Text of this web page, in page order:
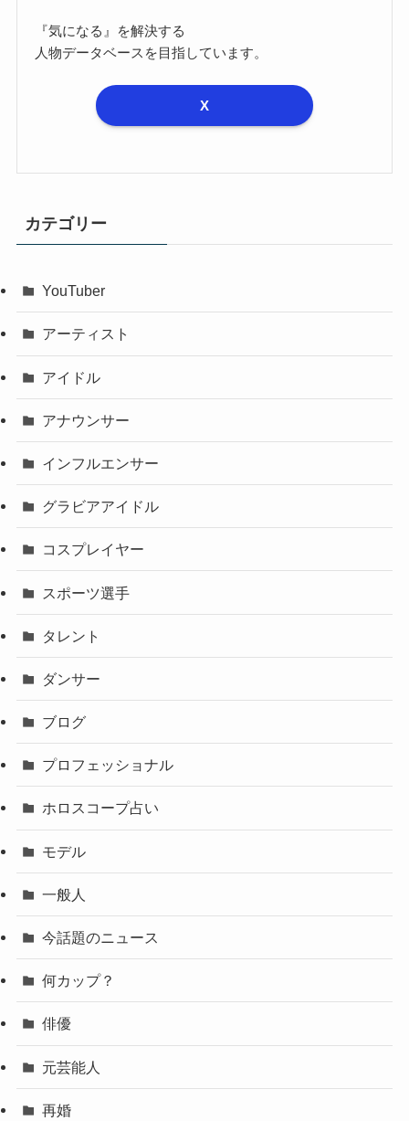
『気になる』を解決する
人物データベースを目指しています。
X
カテゴリー
YouTuber
アーティスト
アイドル
アナウンサー
インフルエンサー
グラビアアイドル
コスプレイヤー
スポーツ選手
タレント
ダンサー
ブログ
プロフェッショナル
ホロスコープ占い
モデル
一般人
今話題のニュース
何カップ？
俳優
元芸能人
再婚